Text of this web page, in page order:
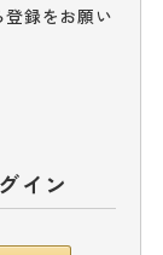
録をお願い
イン